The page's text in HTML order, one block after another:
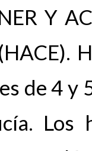
Y
de 4 y
Los